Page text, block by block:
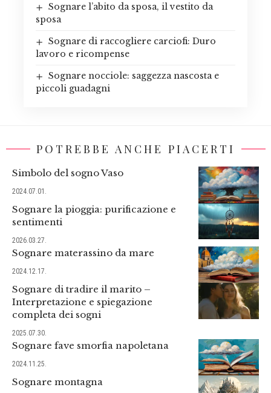
Sognare l’abito da sposa, il vestito da
sposa
Sognare di raccogliere carciofi: Duro
lavoro e ricompense
Sognare nocciole: saggezza nascosta e
piccoli guadagni
POTREBBE ANCHE PIACERTI
Simbolo del sogno Vaso
2024.07.01.
Sognare la pioggia: purificazione e
sentimenti
2026.03.27.
Sognare materassino da mare
2024.12.17.
Sognare di tradire il marito –
Interpretazione e spiegazione
completa dei sogni
2025.07.30.
Sognare fave smorfia napoletana
2024.11.25.
Sognare montagna